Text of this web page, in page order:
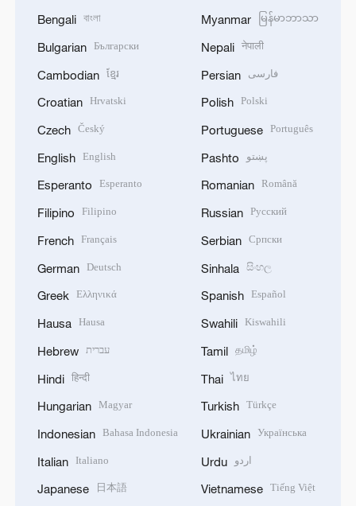
Bengali বাংলা
Bulgarian Български
Cambodian ខ្មែរ
Croatian Hrvatski
Czech Český
English English
Esperanto Esperanto
Filipino Filipino
French Français
German Deutsch
Greek Ελληνικά
Hausa Hausa
Hebrew עברית
Hindi हिन्दी
Hungarian Magyar
Indonesian Bahasa Indonesia
Italian Italiano
Japanese 日本語
Myanmar မြန်မာဘာသာ
Nepali नेपाली
Persian فارسی
Polish Polski
Portuguese Português
Pashto پښتو
Romanian Română
Russian Русский
Serbian Српски
Sinhala සිංහල
Spanish Español
Swahili Kiswahili
Tamil தமிழ்
Thai ไทย
Turkish Türkçe
Ukrainian Українська
Urdu اردو
Vietnamese Tiếng Việt